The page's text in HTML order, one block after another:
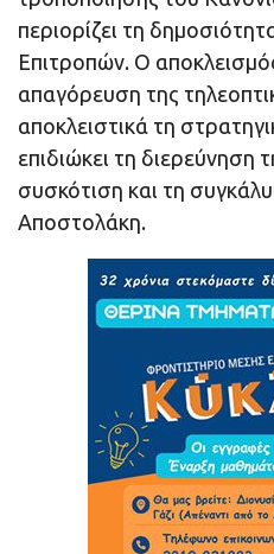
περιορίζει τη
Επιτροπών. Ο
απαγόρευση της
αποκλειστικά τη
επιδιώκει τη διερεύνηση
συσκότιση και τη
Αποστολάκη.